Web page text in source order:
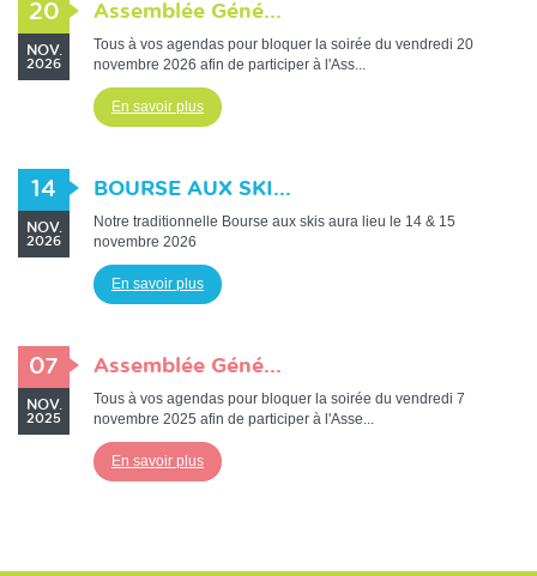
20
NOV.
2026
Assemblée Géné...
Tous à vos agendas pour bloquer la soirée du vendredi 20
novembre 2026 afin de participer à l'Ass...
En savoir plus
14
NOV.
2026
BOURSE AUX SKI...
Notre traditionnelle Bourse aux skis aura lieu le 14 & 15
novembre 2026
En savoir plus
07
NOV.
2025
Assemblée Géné...
Tous à vos agendas pour bloquer la soirée du vendredi 7
novembre 2025 afin de participer à l'Asse...
En savoir plus